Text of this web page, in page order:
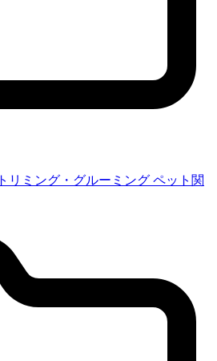
トリミング・グルーミング ペット関